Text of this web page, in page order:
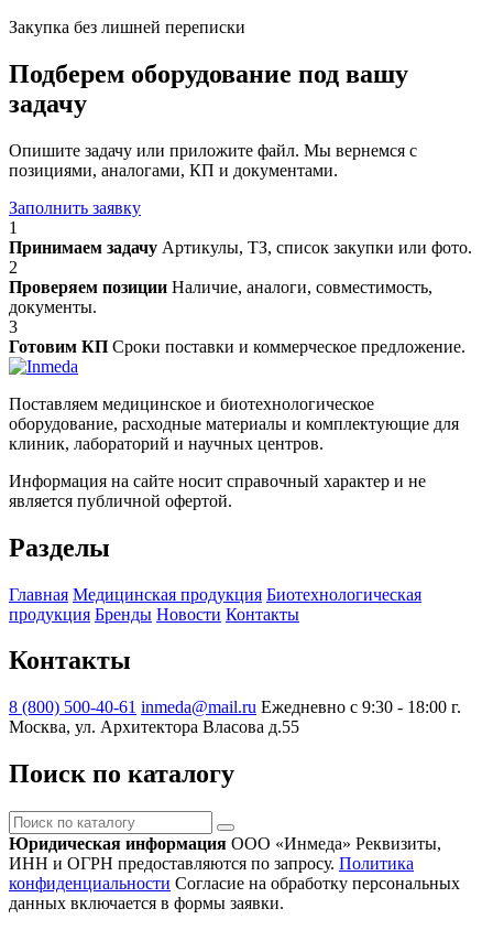
Закупка без лишней переписки
Подберем оборудование под вашу
задачу
Опишите задачу или приложите файл. Мы вернемся с
позициями, аналогами, КП и документами.
Заполнить заявку
1
Принимаем задачу Артикулы, ТЗ, список закупки или фото.
2
Проверяем позиции Наличие, аналоги, совместимость,
документы.
3
Готовим КП Сроки поставки и коммерческое предложение.
Поставляем медицинское и биотехнологическое
оборудование, расходные материалы и комплектующие для
клиник, лабораторий и научных центров.
Информация на сайте носит справочный характер и не
является публичной офертой.
Разделы
Главная Медицинская продукция Биотехнологическая
продукция Бренды Новости Контакты
Контакты
8 (800) 500-40-61 inmeda@mail.ru Ежедневно с 9:30 - 18:00 г.
Москва, ул. Архитектора Власова д.55
Поиск по каталогу
Поиск
по
каталогу
Юридическая информация ООО «Инмеда» Реквизиты,
ИНН и ОГРН предоставляются по запросу. Политика
конфиденциальности Согласие на обработку персональных
данных включается в формы заявки.